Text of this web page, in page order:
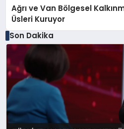
Ağrı ve Van Bölgesel
Üsleri Kuruyor
Son Dakika